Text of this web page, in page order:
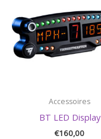
Accessoires
BT LED Display
€160,00